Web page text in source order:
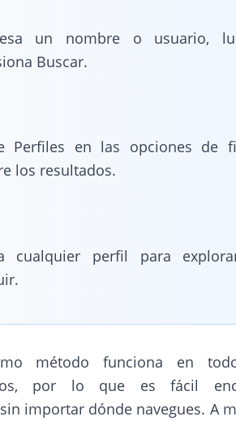
un nombre o usuario,
Buscar.
Perfiles en las opciones de
los resultados.
cualquier perfil para
método funciona en
por lo que es fácil
importar dónde navegues. A